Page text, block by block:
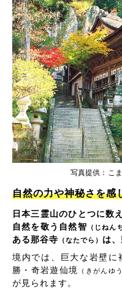
写真提供：こ
自然の力や神秘さを感
日本三霊山のひとつに数
自然を敬う自然智 （じねん
ある那谷寺 （なたでら） は
境内では、巨大な岩壁に
勝・奇岩遊仙境
（きがんゆ
が見られます。